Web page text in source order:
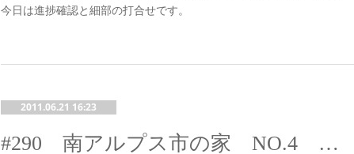
今日は進捗確認と細部の打合せです。
2011.06.21 16:23
#290 南アルプス市の家 NO.4 建て方